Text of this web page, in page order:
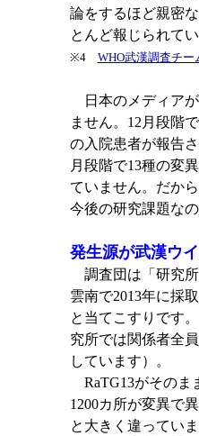
論をするほど親密
とんど報じられてい
※4 WHO武漢調査チー
日本のメディアが
ません。12月段階
の入院患者が報告
月段階で13種の変
ていません。だか
今後の研究課題なの
発生源が武漢ウ
調査団は「研究所
雲南で2013年に採
と当てこすりです
究所では関係者全
しています）。
RaTG13がそのま
1200カ所が変異で
と大きく違ってい